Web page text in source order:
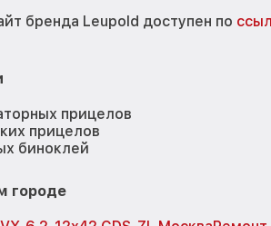
бренда Leupold доступен по
прицелов
прицелов
биноклей
городе